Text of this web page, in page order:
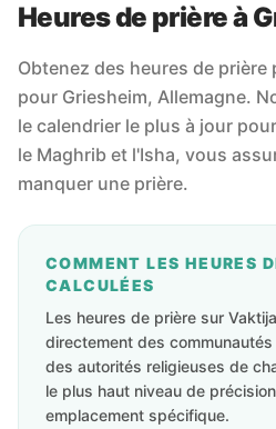
Heures de prière à
Obtenez des heures de
pour Griesheim, Allemagne.
le calendrier le plus à jour
le Maghrib et l'Isha, vous
manquer une prière.
COMMENT LES HEURES
CALCULÉES
Les heures de prière sur
directement des
des autorités religieuses de
le plus haut niveau de
emplacement spécifique.